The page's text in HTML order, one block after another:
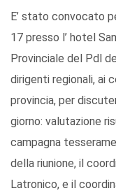
E’ stato convocato
17 presso l’ hotel
Provinciale del Pdl
dirigenti regionali, ai
provincia, per
giorno: valutazione
campagna
della riunione, il
Latronico, e il